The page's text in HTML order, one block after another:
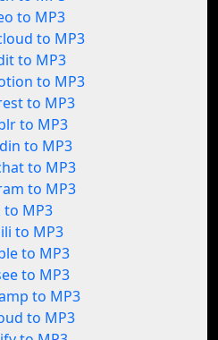
to MP3
to MP3
to MP3
to MP3
to MP3
to MP3
to MP3
to MP3
to MP3
to MP3
to MP3
to MP3
to MP3
to MP3
to MP3